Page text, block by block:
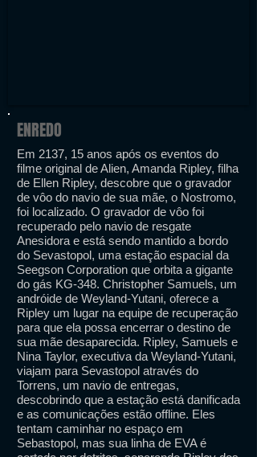
ENREDO
Em 2137, 15 anos após os eventos do
filme original de Alien, Amanda Ripley, filha
de Ellen Ripley, descobre que o gravador
de vôo do navio de sua mãe, o Nostromo,
foi localizado. O gravador de vôo foi
recuperado pelo navio de resgate
Anesidora e está sendo mantido a bordo
do Sevastopol, uma estação espacial da
Seegson Corporation que orbita a gigante
do gás KG-348. Christopher Samuels, um
andróide de Weyland-Yutani, oferece a
Ripley um lugar na equipe de recuperação
para que ela possa encerrar o destino de
sua mãe desaparecida. Ripley, Samuels e
Nina Taylor, executiva da Weyland-Yutani,
viajam para Sevastopol através do
Torrens, um navio de entregas,
descobrindo que a estação está danificada
e as comunicações estão offline. Eles
tentam caminhar no espaço em
Sebastopol, mas sua linha de EVA é